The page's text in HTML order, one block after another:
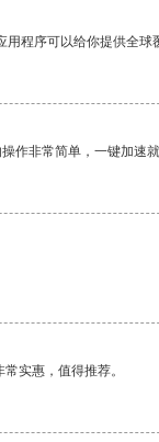
用程序可以给你提供全球
作非常简单，一键加速
实惠，值得推荐。